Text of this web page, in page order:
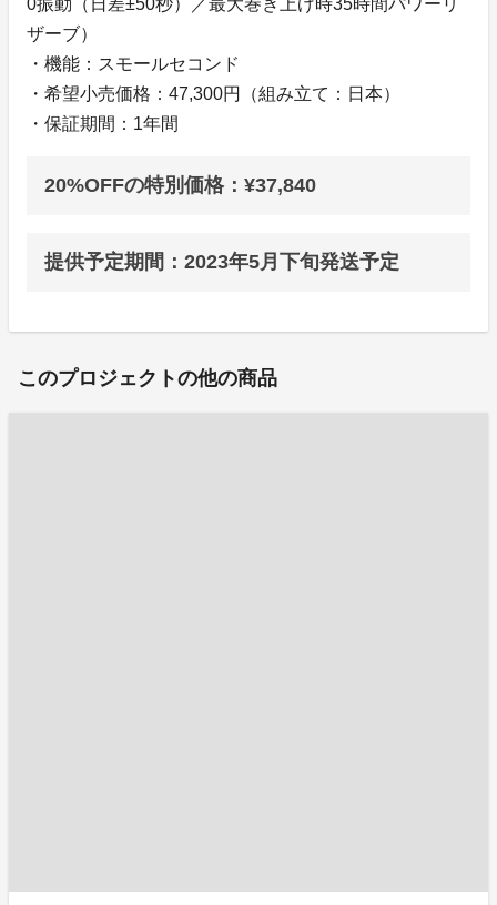
0振動（日差±50秒）／最大巻き上げ時35時間パワーリ
ザーブ）
・機能：スモールセコンド
・希望小売価格：47,300円（組み立て：日本）
・保証期間：1年間
20%OFFの特別価格：¥37,840
提供予定期間：2023年5月下旬発送予定
このプロジェクトの他の商品